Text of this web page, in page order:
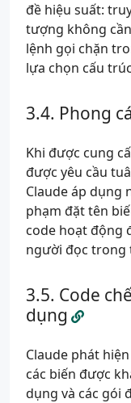
đề hiệu suất:
tượng không
lệnh gọi chặn
lựa chọn cấu
Phong
Khi được cung
được yêu cầu
Claude áp dụng
phạm đặt tên
code hoạt động
người đọc trong
Code
dụng
Claude phát
các biến được
dụng và các gói